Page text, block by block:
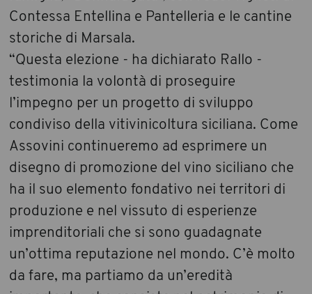
Contessa Entellina e Pantelleria e le cantine
storiche di Marsala.
“Questa elezione - ha dichiarato Rallo -
testimonia la volontà di proseguire
l’impegno per un progetto di sviluppo
condiviso della vitivinicoltura siciliana. Come
Assovini continueremo ad esprimere un
disegno di promozione del vino siciliano che
ha il suo elemento fondativo nei territori di
produzione e nel vissuto di esperienze
imprenditoriali che si sono guadagnate
un’ottima reputazione nel mondo. C’è molto
da fare, ma partiamo da un’eredità